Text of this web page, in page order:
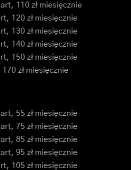
110 zł miesięcznie
120 zł miesięcznie
130 zł miesięcznie
140 zł miesięcznie
150 zł miesięcznie
zł miesięcznie
55 zł miesięcznie
75 zł miesięcznie
85 zł miesięcznie
95 zł miesięcznie
105 zł miesięcznie